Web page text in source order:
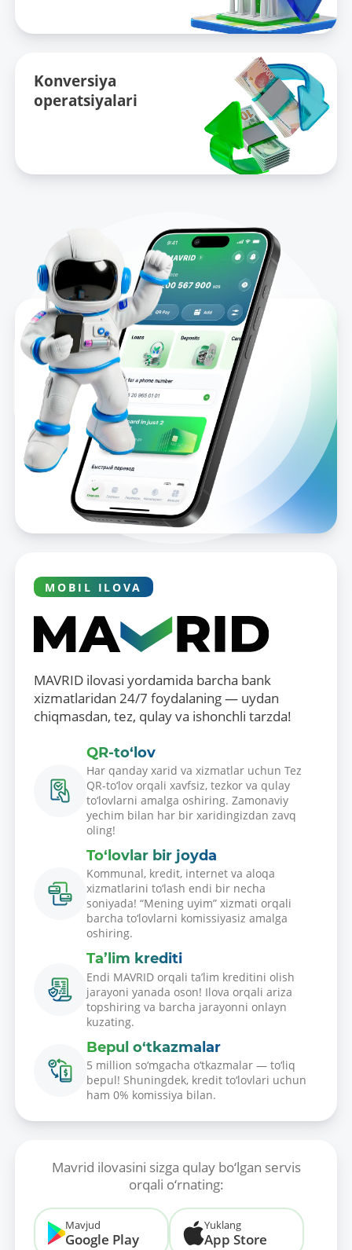
Konversiya
operatsiyalari
MOBIL ILOVA
MAVRID ilovasi yordamida barcha bank
xizmatlaridan 24/7 foydalaning — uydan
chiqmasdan, tez, qulay va ishonchli tarzda!
QR-to‘lov
Har qanday xarid va xizmatlar uchun Tez
QR-to‘lov orqali xavfsiz, tezkor va qulay
to‘lovlarni amalga oshiring. Zamonaviy
yechim bilan har bir xaridingizdan zavq
oling!
To‘lovlar bir joyda
Kommunal, kredit, internet va aloqa
xizmatlarini to‘lash endi bir necha
soniyada! “Mening uyim” xizmati orqali
barcha to‘lovlarni komissiyasiz amalga
oshiring.
Ta’lim krediti
Endi MAVRID orqali ta’lim kreditini olish
jarayoni yanada oson! Ilova orqali ariza
topshiring va barcha jarayonni onlayn
kuzating.
Bepul o‘tkazmalar
5 million so‘mgacha o‘tkazmalar — to‘liq
bepul! Shuningdek, kredit to‘lovlari uchun
ham 0% komissiya bilan.
Mavrid ilovasini sizga qulay bo‘lgan servis
orqali o‘rnating:
Mavjud
Google Play
Yuklang
App Store